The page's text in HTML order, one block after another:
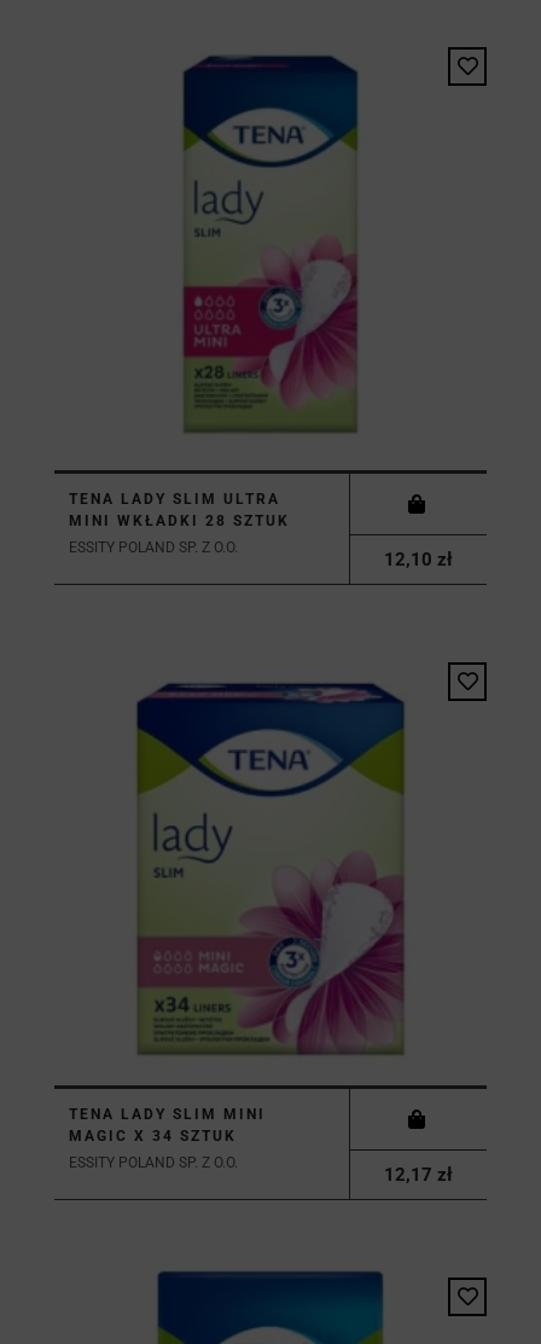
TENA LADY SLIM ULTRA
MINI WKŁADKI 28 SZTUK
ESSITY POLAND SP. Z O.O.
12,10 zł
TENA LADY SLIM MINI
MAGIC X 34 SZTUK
ESSITY POLAND SP. Z O.O.
12,17 zł